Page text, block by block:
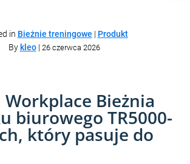
in Bieżnie treningowe | Produkt
By kleo| 26 czerwca 2026
Workplace Bieżnia
biurowego TR5000-
który pasuje do